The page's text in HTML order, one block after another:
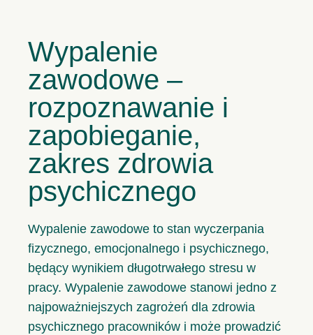
Wypalenie
zawodowe –
rozpoznawanie i
zapobieganie,
zakres zdrowia
psychicznego
Wypalenie zawodowe to stan wyczerpania
fizycznego, emocjonalnego i psychicznego,
będący wynikiem długotrwałego stresu w
pracy. Wypalenie zawodowe stanowi jedno z
najpoważniejszych zagrożeń dla zdrowia
psychicznego pracowników i może prowadzić